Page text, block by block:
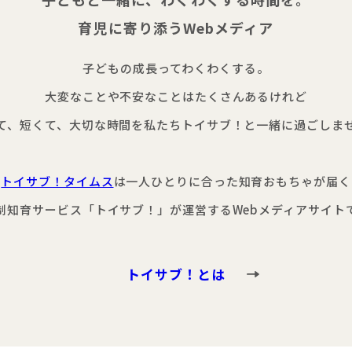
育児に寄り添うWebメディア
子どもの成長ってわくわくする。
大変なことや不安なことはたくさんあるけれど
、短くて、大切な時間を私たちトイサブ！と一緒に過ごしま
トイサブ！タイムスは一人ひとりに合った知育おもちゃが届く
知育サービス「トイサブ！」が運営するWebメディアサイト
トイサブ！とは